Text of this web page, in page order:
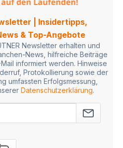
| Insidertipps,
& Top-Angebote
Newsletter erhalten und
News, hilfreiche Beiträge
informiert werden. Hinweise
Protokollierung sowie der
umfassten Erfolgsmessung,
Datenschutzerklärung.